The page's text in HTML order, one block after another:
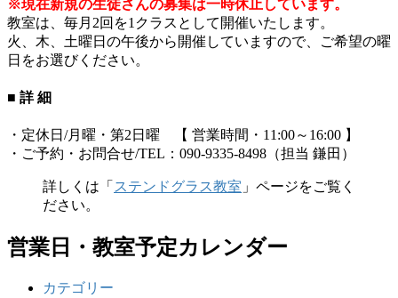
※現在新規の生徒さんの募集は一時休止しています。
教室は、毎月2回を1クラスとして開催いたします。
火、木、土曜日の午後から開催していますので、ご希望の曜
日をお選びください。
■ 詳 細
・定休日/月曜・第2日曜 【 営業時間・11:00～16:00 】
・ご予約・お問合せ/TEL：090-9335-8498（担当 鎌田）
詳しくは「 ステンドグラス教室 」ページをご覧く
ださい。
営業日・教室予定カレンダー
カテゴリー